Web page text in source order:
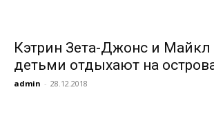
Кэтрин Зета-Джонс и Майкл
детьми отдыхают на
admin - 28.12.2018